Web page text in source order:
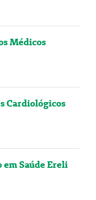
Médicos
Cardiológicos
em Saúde Ereli